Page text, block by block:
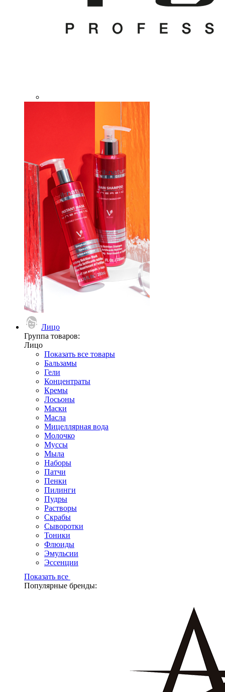
Лицо
Группа товаров:
Лицо
Показать все товары
Бальзамы
Гели
Концентраты
Кремы
Лосьоны
Маски
Масла
Мицеллярная вода
Молочко
Муссы
Мыла
Наборы
Патчи
Пенки
Пилинги
Пудры
Растворы
Скрабы
Сыворотки
Тоники
Флюиды
Эмульсии
Эссенции
Показать все
Популярные бренды: